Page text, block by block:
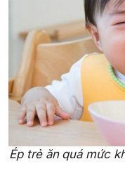
Ép trẻ ăn quá mức